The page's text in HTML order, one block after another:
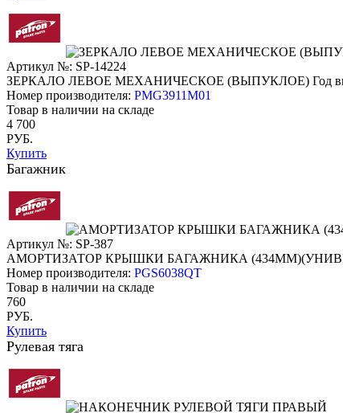
Артикул №: SP-14224
ЗЕРКАЛО ЛЕВОЕ МЕХАНИЧЕСКОЕ (ВЫПУКЛОЕ) Год
Номер производителя: PMG3911M01
Товар в наличии на складе
4 700
РУБ.
Купить
Багажник
Артикул №: SP-387
АМОРТИЗАТОР КРЫШКИ БАГАЖНИКА
Номер производителя: PGS6038QT
Товар в наличии на складе
760
РУБ.
Купить
Рулевая тяга